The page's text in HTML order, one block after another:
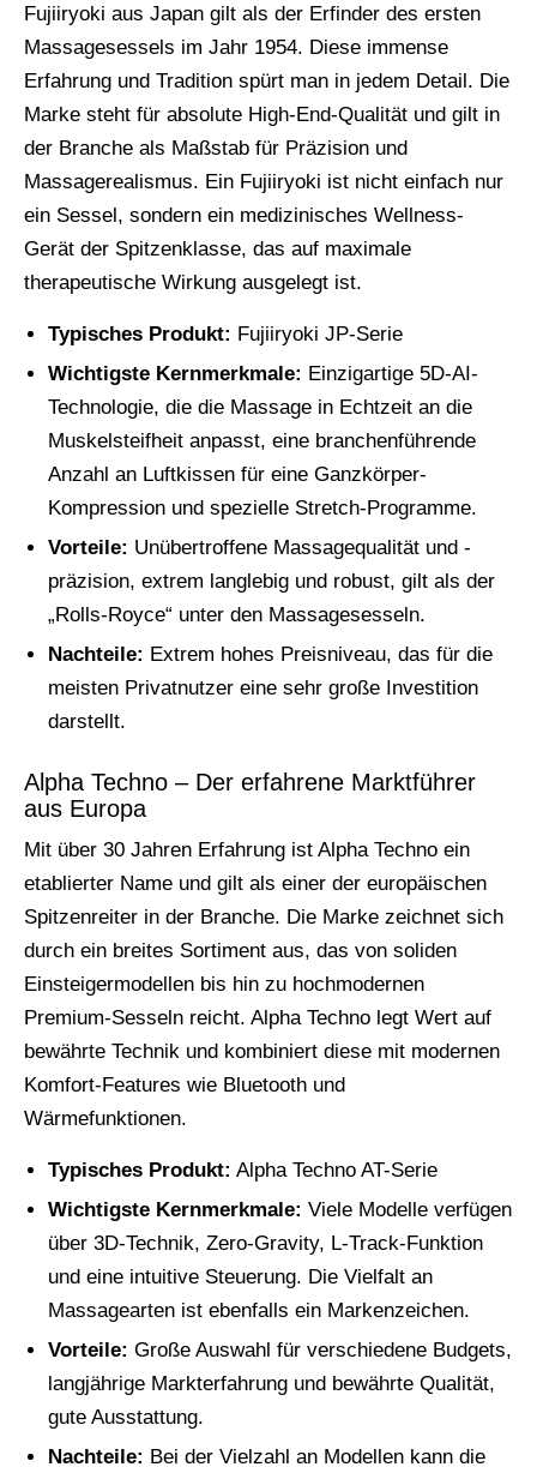
Fujiiryoki aus Japan gilt als der Erfinder des ersten
Massagesessels im Jahr 1954. Diese immense
Erfahrung und Tradition spürt man in jedem Detail. Die
Marke steht für absolute High-End-Qualität und gilt in
der Branche als Maßstab für Präzision und
Massagerealismus. Ein Fujiiryoki ist nicht einfach nur
ein Sessel, sondern ein medizinisches Wellness-
Gerät der Spitzenklasse, das auf maximale
therapeutische Wirkung ausgelegt ist.
Typisches Produkt: Fujiiryoki JP-Serie
Wichtigste Kernmerkmale: Einzigartige 5D-AI-
Technologie, die die Massage in Echtzeit an die
Muskelsteifheit anpasst, eine branchenführende
Anzahl an Luftkissen für eine Ganzkörper-
Kompression und spezielle Stretch-Programme.
Vorteile: Unübertroffene Massagequalität und -
präzision, extrem langlebig und robust, gilt als der
„Rolls-Royce“ unter den Massagesesseln.
Nachteile: Extrem hohes Preisniveau, das für die
meisten Privatnutzer eine sehr große Investition
darstellt.
Alpha Techno – Der erfahrene Marktführer
aus Europa
Mit über 30 Jahren Erfahrung ist Alpha Techno ein
etablierter Name und gilt als einer der europäischen
Spitzenreiter in der Branche. Die Marke zeichnet sich
durch ein breites Sortiment aus, das von soliden
Einsteigermodellen bis hin zu hochmodernen
Premium-Sesseln reicht. Alpha Techno legt Wert auf
bewährte Technik und kombiniert diese mit modernen
Komfort-Features wie Bluetooth und
Wärmefunktionen.
Typisches Produkt: Alpha Techno AT-Serie
Wichtigste Kernmerkmale: Viele Modelle verfügen
über 3D-Technik, Zero-Gravity, L-Track-Funktion
und eine intuitive Steuerung. Die Vielfalt an
Massagearten ist ebenfalls ein Markenzeichen.
Vorteile: Große Auswahl für verschiedene Budgets,
langjährige Markterfahrung und bewährte Qualität,
gute Ausstattung.
Nachteile: Bei der Vielzahl an Modellen kann die